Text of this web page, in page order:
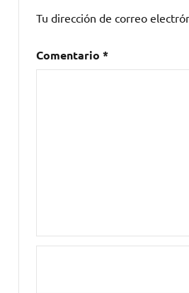
Iggy
Tu dirección de correo
Comentario *